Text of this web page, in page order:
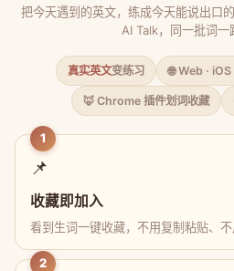
把今天遇到的英文，练成今天能说出口
AI Talk，同一批词一
真实英文变练习 🌐 Web ·
🦊 Chrome 插件划词收藏
1
📌
收藏即加入
看到生词一键收藏，不用复制粘贴、不
2